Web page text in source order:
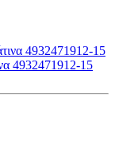
4932471912-15